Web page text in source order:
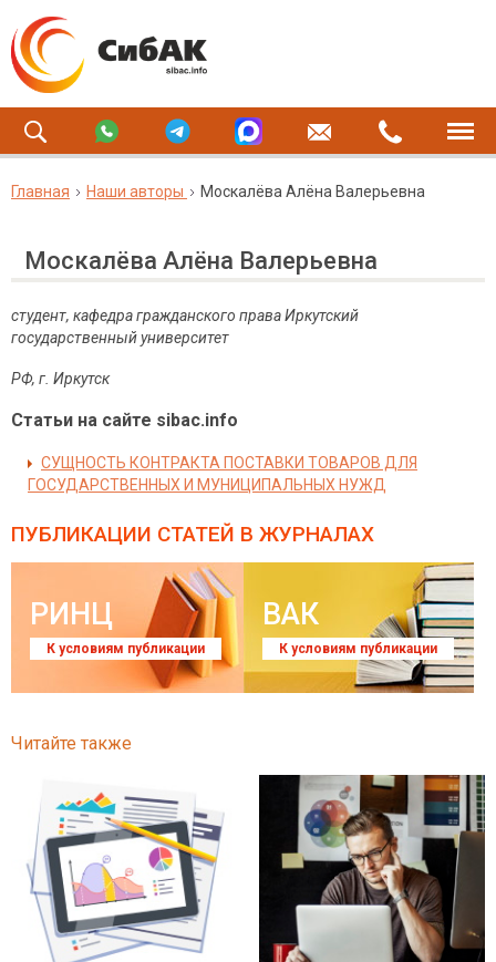
Главная Наши авторы Москалёва Алёна Валерьевна
Москалёва Алёна Валерьевна
студент, кафедра гражданского права Иркутский
государственный университет
РФ, г. Иркутск
Статьи на сайте sibac.info
СУЩНОСТЬ КОНТРАКТА ПОСТАВКИ ТОВАРОВ ДЛЯ
ГОСУДАРСТВЕННЫХ И МУНИЦИПАЛЬНЫХ НУЖД
ПУБЛИКАЦИИ СТАТЕЙ В ЖУРНАЛАХ
РИНЦ
К условиям публикации
ВАК
К условиям публикации
Читайте также